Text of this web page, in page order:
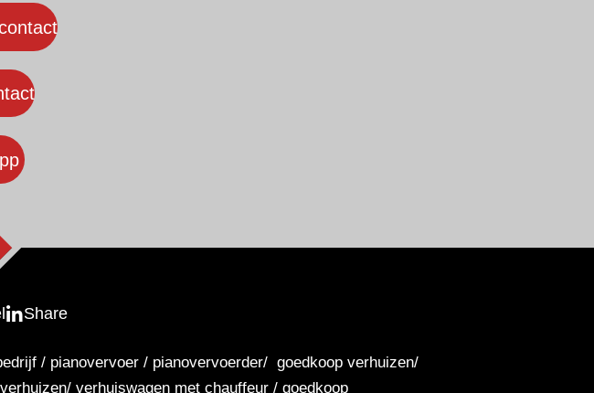
Share
/ pianovervoer / pianovervoerder/ goedkoop verhuizen/
verhuiswagen met chauffeur / goedkoop